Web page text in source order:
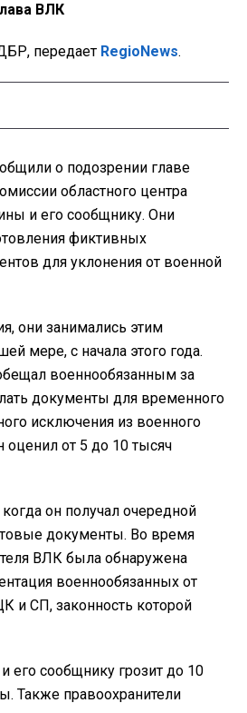
ВЛК
передает RegioNews.
о подозрении главе
областного центра
и его сообщнику. Они
фиктивных
для уклонения от военной
они занимались этим
мере, с начала этого года.
военнообязанным за
документы для временного
исключения из военного
оценил от 5 до 10 тысяч
он получал очередной
документы. Во время
ВЛК была обнаружена
военнообязанных от
и СП, законность которой
его сообщнику грозит до 10
Также правоохранители